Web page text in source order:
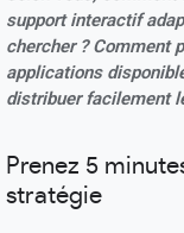
support interactif
chercher ? Comment
applications
distribuer facilement
Prenez 5
stratégie